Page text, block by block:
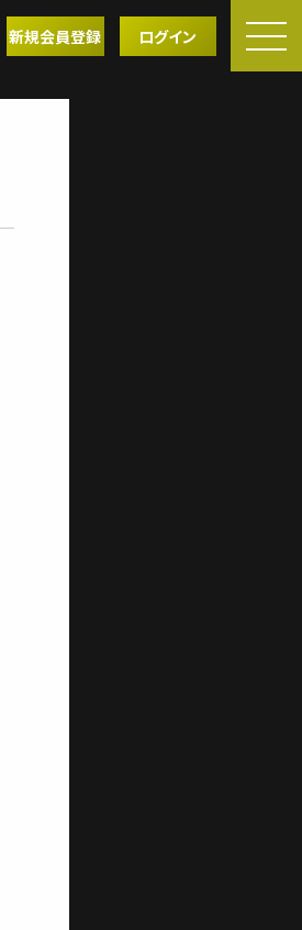
新規会員登録 ログイン